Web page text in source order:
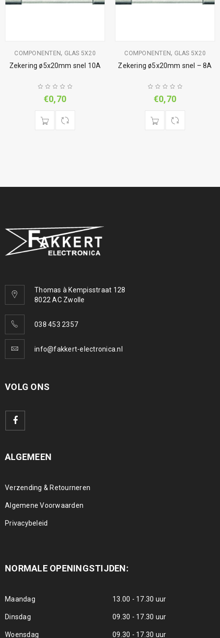
COMPONENTEN, GLAS 5X20
Zekering ø5x20mm snel 10A
€0,70
COMPONENTEN, GLAS 5X20
Zekering ø5x20mm snel – 8A
€0,70
Thomas à Kempisstraat 128
8022 AC Zwolle
038 453 2357
info@fakkert-electronica.nl
VOLG ONS
ALGEMEEN
Verzending & Retourneren
Algemene Voorwaarden
Privacybeleid
NORMALE OPENINGSTIJDEN:
Maandag 13.00 - 17.30 uur
Dinsdag 09.30 - 17.30 uur
Woensdag 09.30 - 17.30 uur